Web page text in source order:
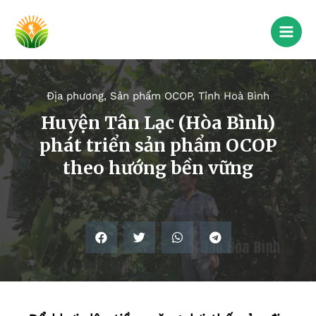
Địa phương,Sản phẩm OCOP, Tỉnh Hoà Bình
Huyện Tân Lạc (Hòa Bình)
phát triển sản phẩm OCOP
theo hướng bền vững